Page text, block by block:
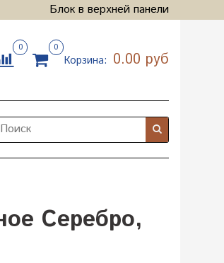
Блок в верхней панели
0 0
Корзина: 0.00 руб
Серебро,